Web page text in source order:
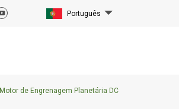
Português
Motor de Engrenagem Planetária DC